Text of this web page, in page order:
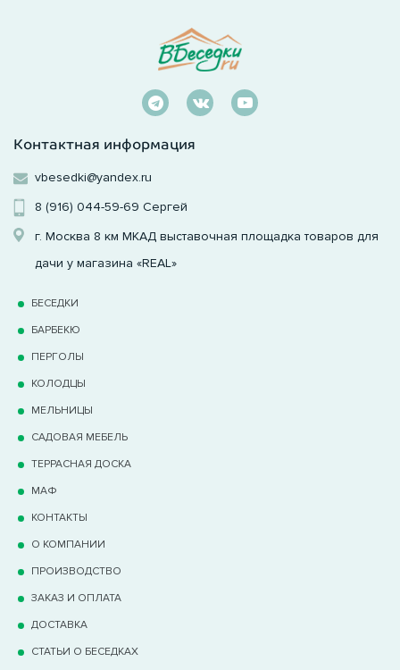
Контактная информация
vbesedki@yandex.ru
8 (916) 044-59-69 Сергей
г. Москва 8 км МКАД выставочная площадка товаров для
дачи у магазина «REAL»
БЕСЕДКИ
БАРБЕКЮ
ПЕРГОЛЫ
КОЛОДЦЫ
МЕЛЬНИЦЫ
САДОВАЯ МЕБЕЛЬ
ТЕРРАCНАЯ ДОСКА
МАФ
КОНТАКТЫ
О КОМПАНИИ
ПРОИЗВОДСТВО
ЗАКАЗ И ОПЛАТА
ДОСТАВКА
СТАТЬИ О БЕСЕДКАХ